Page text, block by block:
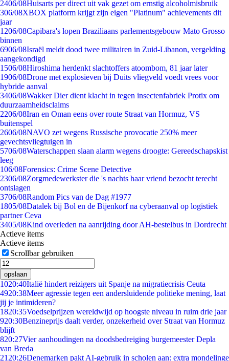
2406/08Huisarts per direct uit vak gezet om ernstig alcoholmisbruik
306/08XBOX platform krijgt zijn eigen "Platinum" achievements dit
jaar
1206/08Capibara's lopen Braziliaans parlementsgebouw Mato Grosso
binnen
6906/08Israël meldt dood twee militairen in Zuid-Libanon, vergelding
aangekondigd
1506/08Hiroshima herdenkt slachtoffers atoombom, 81 jaar later
1906/08Drone met explosieven bij Duits vliegveld voedt vrees voor
hybride aanval
3406/08Wakker Dier dient klacht in tegen insectenfabriek Protix om
duurzaamheidsclaims
2206/08Iran en Oman eens over route Straat van Hormuz, VS
buitenspel
2606/08NAVO zet wegens Russische provocatie 250% meer
gevechtsvliegtuigen in
5706/08Waterschappen slaan alarm wegens droogte: Gereedschapskist
leeg
106/08Forensics: Crime Scene Detective
2306/08Zorgmedewerkster die 's nachts haar vriend bezocht terecht
ontslagen
3706/08Random Pics van de Dag #1977
1805/08Datalek bij Bol en de Bijenkorf na cyberaanval op logistiek
partner Ceva
3405/08Kind overleden na aanrijding door AH-bestelbus in Dordrecht
Actieve items
Actieve items
Scrollbar gebruiken
opslaan
1020:40Italië hindert reizigers uit Spanje na migratiecrisis Ceuta
4920:38Meer agressie tegen een andersluidende politieke mening, laat
jij je intimideren?
1820:35Voedselprijzen wereldwijd op hoogste niveau in ruim drie jaar
920:30Benzineprijs daalt verder, onzekerheid over Straat van Hormuz
blijft
820:27Vier aanhoudingen na doodsbedreiging burgemeester Depla
van Breda
21 20:26Denemarken pakt AI-gebruik in scholen aan: extra mondelinge